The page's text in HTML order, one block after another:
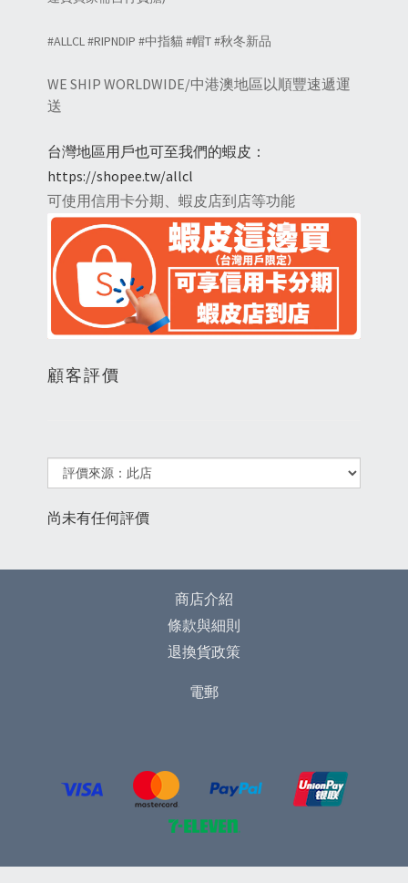
#ALLCL #RIPNDIP #中指貓 #帽T #秋冬新品
WE SHIP WORLDWIDE/中港澳地區以順豐速遞運
送
台灣地區用戶也可至我們的蝦皮：
https://shopee.tw/allcl
可使用信用卡分期、蝦皮店到店等功能
顧客評價
尚未有任何評價
商店介紹
條款與細則
退換貨政策
電郵